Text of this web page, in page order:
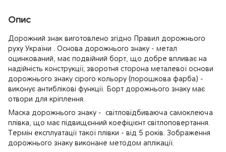
Опис
Дорожний знак виготовлено згідно Правил дорожнього
руху України . Основа дорожнього знаку - метал
оцинкований, має подвійний борт, що добре впливає на
надійність конструкції; зворотня сторона металевої основи
дорожнього знаку сірого кольору (порошкова фарба) -
виконує антиблікові функції. Борт дорожнього знаку має
отвори для кріплення.
Маска дорожнього знаку - світловідбиваюча самоклеюча
плівка, що має підвищєнний коефіцієнт світлоповертання.
Термін експлуатації такої плівки - від 5 років. Зображення
дорожнього знаку виконане методом аплікації.